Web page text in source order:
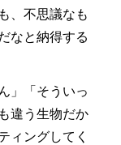
、不思議なも
なと納得する
」「そういっ
違う生物だか
ィングしてく